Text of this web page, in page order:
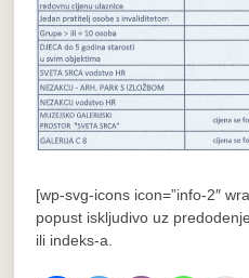
[wp-svg-icons icon=”info-2″
popust iskljudivo uz
ili indeks-a.